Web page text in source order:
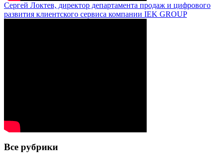
Сергей Локтев, директор департамента продаж и цифрового
развития клиентского сервиса компании IEK GROUP
Все рубрики